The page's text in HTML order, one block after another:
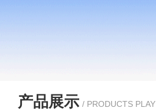
产品展示 / PRODUCTS PLAY